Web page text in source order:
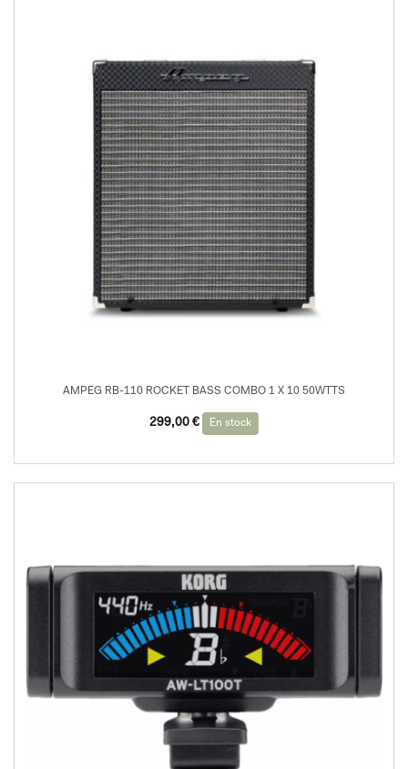
AMPEG RB-110 ROCKET BASS COMBO 1 X 10 50WTTS
299,00 € En stock